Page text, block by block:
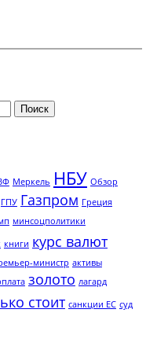
Меркель НБУ Обзор
ГПУ Газпром Греция
минсоцполитики
книги курс валют
министр активы
золото лагард
стоит санкции ЕС суд